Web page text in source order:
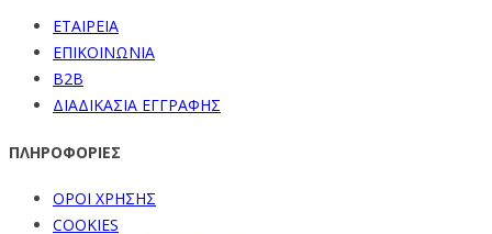
ΕΤΑΙΡΕΙΑ
ΕΠΙΚΟΙΝΩΝΙΑ
B2B
ΔΙΑΔΙΚΑΣΙΑ ΕΓΓΡΑΦΗΣ
ΠΛΗΡΟΦΟΡΙΕΣ
ΟΡΟΙ ΧΡΗΣΗΣ
COOKIES